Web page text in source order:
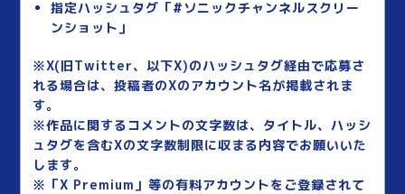
指定ハッシュタグ「#ソニックチャンネルスクリー
ンショット」
※X(旧Twitter、以下X)のハッシュタグ経由で応募さ
れる場合は、投稿者のXのアカウント名が掲載されま
す。
※作品に関するコメントの文字数は、タイトル、ハッシ
ュタグを含むXの文字数制限に収まる内容でお願いいた
します。
※「X Premium」等の有料アカウントをご登録されて